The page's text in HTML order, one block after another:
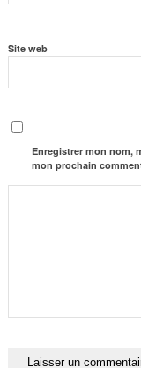
Site web
Enregistrer mon nom,
mon prochain